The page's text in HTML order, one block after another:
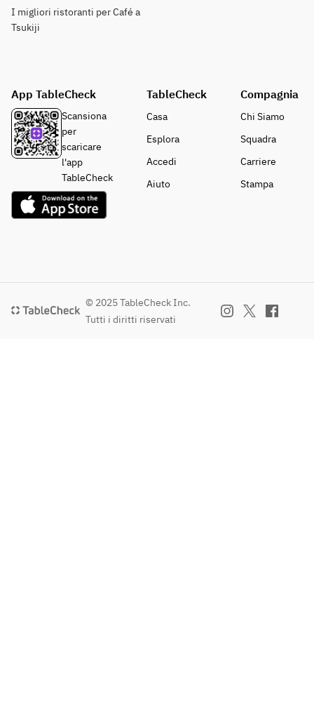
I migliori ristoranti per Café a
Tsukiji
App TableCheck
Scansiona
per
scaricare
l'app
TableCheck
TableCheck
Casa
Esplora
Accedi
Aiuto
Compagnia
Chi Siamo
Squadra
Carriere
Stampa
© 2025 TableCheck Inc.
Tutti i diritti riservati